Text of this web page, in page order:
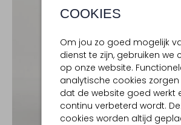
COOKIES
Om jou zo goed mogelijk
dienst te zijn, gebruiken we
op onze website.
analytische cookies
dat de website goed werkt
continu verbeterd wordt.
cookies worden altijd